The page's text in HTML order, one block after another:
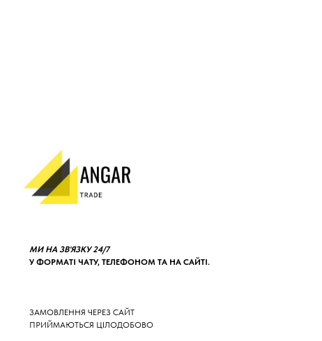
МИ НА ЗВ'ЯЗКУ 24/7
У ФОРМАТІ ЧАТУ, ТЕЛЕФОНОМ ТА НА САЙТІ.
ЗАМОВЛЕННЯ ЧЕРЕЗ САЙТ
ПРИЙМАЮТЬСЯ ЦІЛОДОБОВО